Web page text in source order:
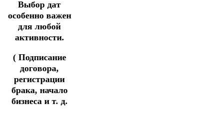
Выбор дат
особенно важен
для любой
активности.
( Подписание
договора,
регистрации
брака, начало
бизнеса и т. д.